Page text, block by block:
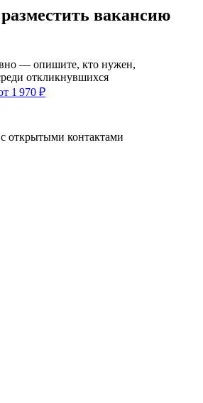
вакансию
— опишите, кто нужен,
откликнувшихся
1 970 ₽
открытыми контактами